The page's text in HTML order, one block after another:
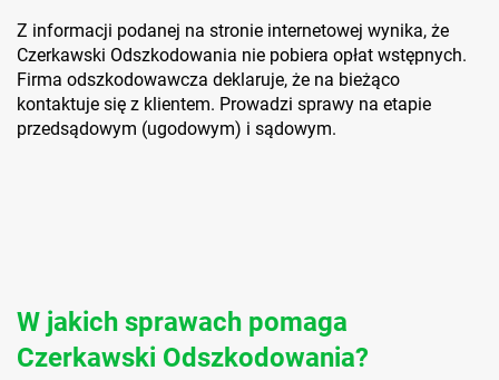
Z informacji podanej na stronie internetowej wynika, że
Czerkawski Odszkodowania nie pobiera opłat wstępnych.
Firma odszkodowawcza deklaruje, że na bieżąco
kontaktuje się z klientem. Prowadzi sprawy na etapie
przedsądowym (ugodowym) i sądowym.
W jakich sprawach pomaga
Czerkawski Odszkodowania?